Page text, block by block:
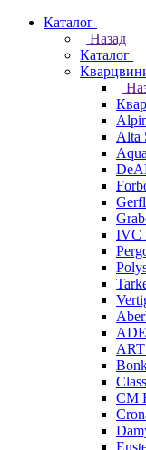
Каталог
Назад
Каталог
Alta
IVC
CM